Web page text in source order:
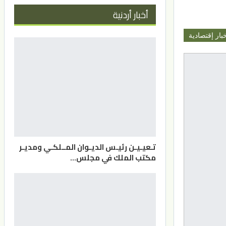
إقتصادية
أخبار أردنية
تـعيـيـن رئيـس الديـوان المــلكـي ومديـر
مكتب الملك في مجلس…